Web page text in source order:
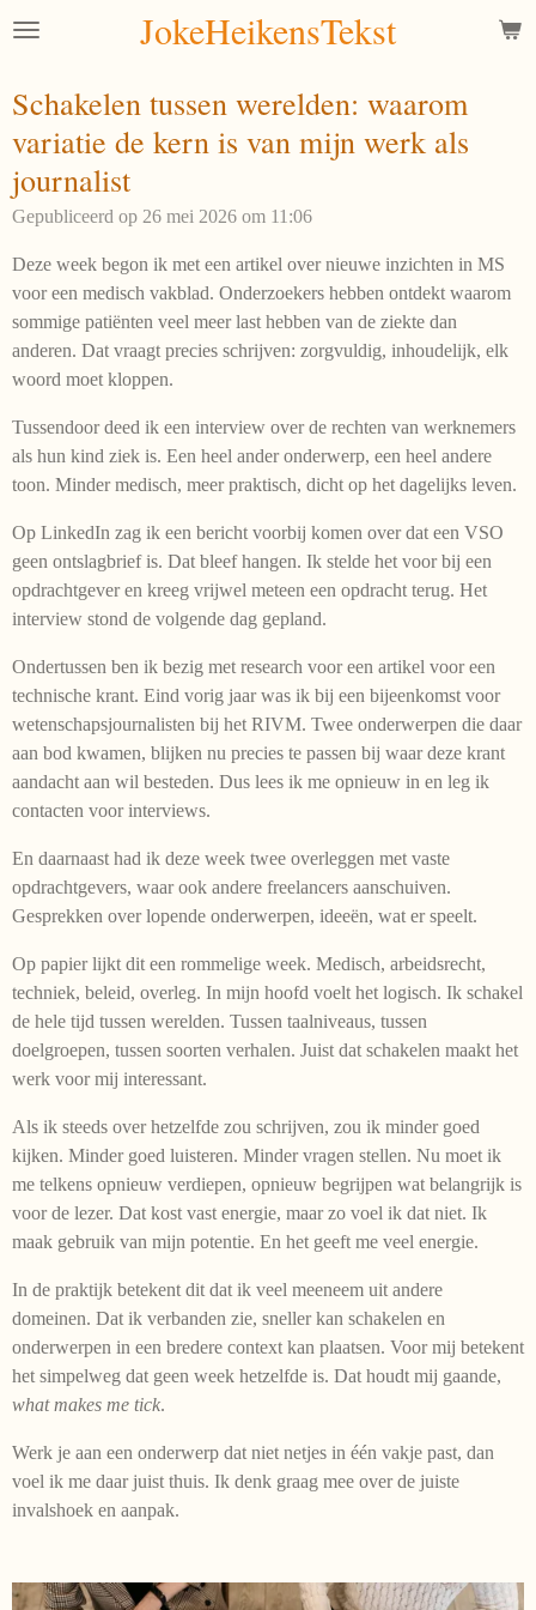
Ga
de
hoofdinhoud
JokeHeikensTekst
Schakelen tussen werelden: waarom
variatie de kern is van mijn werk als
journalist
Gepubliceerd op 26 mei 2026 om 11:06
Deze week begon ik met een artikel over nieuwe inzichten in MS
voor een medisch vakblad. Onderzoekers hebben ontdekt waarom
sommige patiënten veel meer last hebben van de ziekte dan
anderen. Dat vraagt precies schrijven: zorgvuldig, inhoudelijk, elk
woord moet kloppen.
Tussendoor deed ik een interview over de rechten van werknemers
als hun kind ziek is. Een heel ander onderwerp, een heel andere
toon. Minder medisch, meer praktisch, dicht op het dagelijks leven.
Op LinkedIn zag ik een bericht voorbij komen over dat een VSO
geen ontslagbrief is. Dat bleef hangen. Ik stelde het voor bij een
opdrachtgever en kreeg vrijwel meteen een opdracht terug. Het
interview stond de volgende dag gepland.
Ondertussen ben ik bezig met research voor een artikel voor een
technische krant. Eind vorig jaar was ik bij een bijeenkomst voor
wetenschapsjournalisten bij het RIVM. Twee onderwerpen die daar
aan bod kwamen, blijken nu precies te passen bij waar deze krant
aandacht aan wil besteden. Dus lees ik me opnieuw in en leg ik
contacten voor interviews.
En daarnaast had ik deze week twee overleggen met vaste
opdrachtgevers, waar ook andere freelancers aanschuiven.
Gesprekken over lopende onderwerpen, ideeën, wat er speelt.
Op papier lijkt dit een rommelige week. Medisch, arbeidsrecht,
techniek, beleid, overleg. In mijn hoofd voelt het logisch. Ik schakel
de hele tijd tussen werelden. Tussen taalniveaus, tussen
doelgroepen, tussen soorten verhalen. Juist dat schakelen maakt het
werk voor mij interessant.
Als ik steeds over hetzelfde zou schrijven, zou ik minder goed
kijken. Minder goed luisteren. Minder vragen stellen. Nu moet ik
me telkens opnieuw verdiepen, opnieuw begrijpen wat belangrijk is
voor de lezer. Dat kost vast energie, maar zo voel ik dat niet. Ik
maak gebruik van mijn potentie. En het geeft me veel energie.
In de praktijk betekent dit dat ik veel meeneem uit andere
domeinen. Dat ik verbanden zie, sneller kan schakelen en
onderwerpen in een bredere context kan plaatsen. Voor mij betekent
het simpelweg dat geen week hetzelfde is. Dat houdt mij gaande,
what makes me tick.
Werk je aan een onderwerp dat niet netjes in één vakje past, dan
voel ik me daar juist thuis. Ik denk graag mee over de juiste
invalshoek en aanpak.